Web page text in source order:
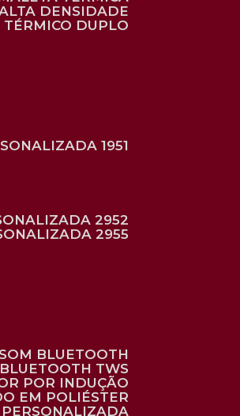
ALTA DENSIDADE
TÉRMICO DUPLO
1951
2952
2955
SOM BLUETOOTH
TWS
POR INDUÇÃO
EM POLIÉSTER
PERSONALIZADA